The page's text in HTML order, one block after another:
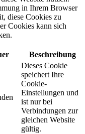
in Ihrem Browser
diese Cookies zu
Cookies kann sich
Beschreibung
Dieses Cookie
speichert Ihre
Cookie-
Einstellungen und
ist nur bei
Verbindungen zur
gleichen Website
gültig.